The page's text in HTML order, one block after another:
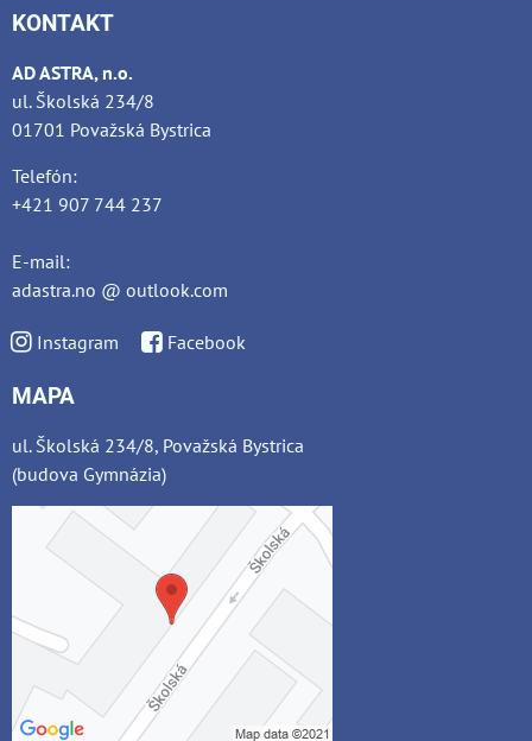
KONTAKT
AD ASTRA, n.o.
ul. Školská 234/8
01701 Považská Bystrica
Telefón:
+421 907 744 237
E-mail:
adastra.no @ outlook.com
Instagram Facebook
MAPA
ul. Školská 234/8, Považská Bystrica
(budova Gymnázia)